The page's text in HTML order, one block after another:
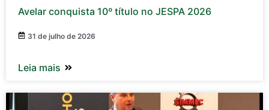
Avelar conquista 10º título no JESPA 2026
31 de julho de 2026
Leia mais